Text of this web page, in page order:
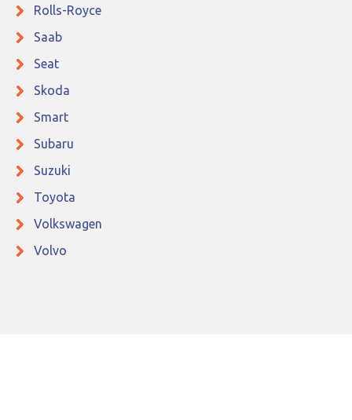
Rolls-Royce
Saab
Seat
Skoda
Smart
Subaru
Suzuki
Toyota
Volkswagen
Volvo